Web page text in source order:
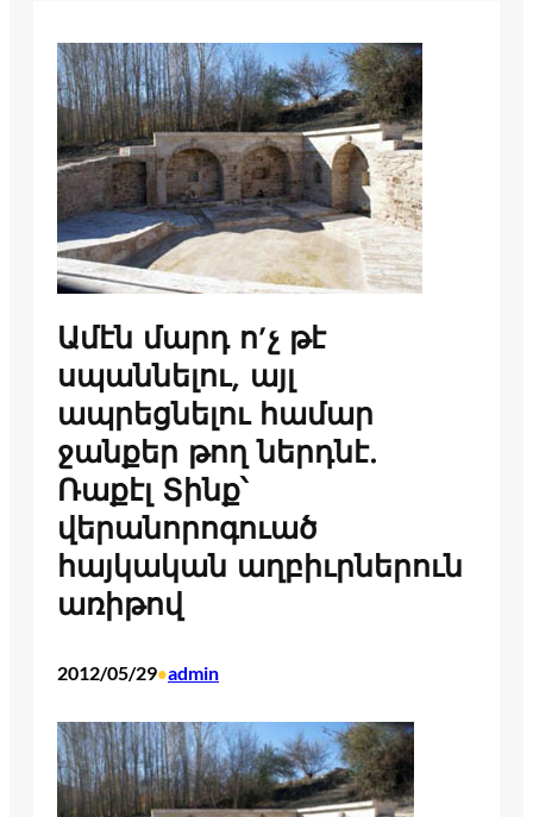
Ամէն մարդ ո’չ թէ
սպաննելու, այլ
ապրեցնելու համար
ջանքեր թող ներդնէ.
Ռաքէլ Տինք՝
վերանորոգուած
հայկական աղբիւրներուն
առիթով
2012/05/29•admin